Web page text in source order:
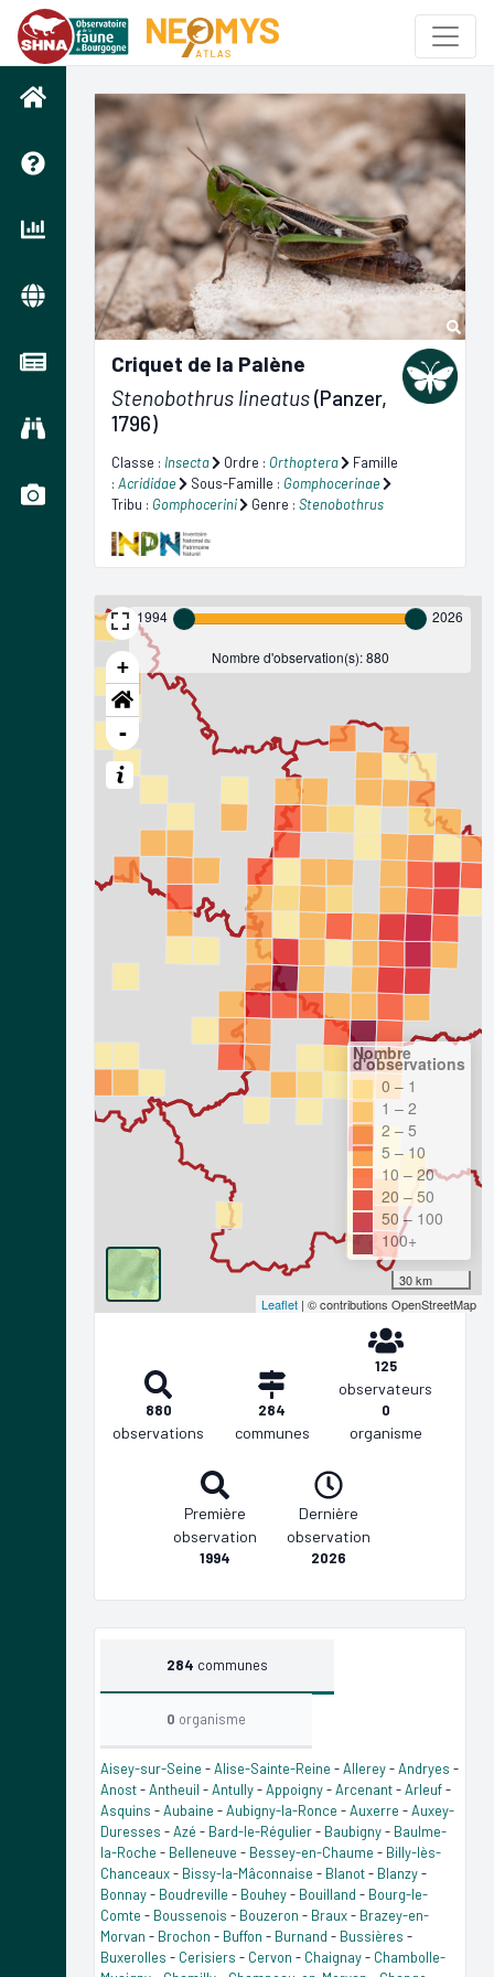
Criquet de la Palène
Stenobothrus lineatus(Panzer,
1796)
Classe : Insecta Ordre : Orthoptera
Famille
: Acrididae Sous-Famille : Gomphocerinae
Tribu : Gomphocerini Genre : Stenobothrus
+
-
1994 2026
Nombre d'observation(s): 880
Nombre
d'observations
0 – 1
1 – 2
2 – 5
5 – 10
10 – 20
20 – 50
50 – 100
100+
30 km
Leaflet | © contributions OpenStreetMap
880
observations
284
communes
125
observateurs
0
organisme
Première
observation
1994
Dernière
observation
2026
284 communes
0 organisme
Aisey-sur-Seine -Alise-Sainte-Reine -Allerey-Andryes -
Anost-Antheuil -Antully-Appoigny-Arcenant-Arleuf-
Asquins -Aubaine -Aubigny-la-Ronce -Auxerre -Auxey-
Duresses -Azé - Bard-le-Régulier- Baubigny- Baulme-
la-Roche - Belleneuve - Bessey-en-Chaume - Billy-lès-
Chanceaux- Bissy-la-Mâconnaise - Blanot- Blanzy-
Bonnay- Boudreville - Bouhey- Bouilland - Bourg-le-
Comte - Boussenois - Bouzeron - Braux- Brazey-en-
Morvan - Brochon - Buffon - Burnand - Bussières -
Buxerolles - Cerisiers - Cervon - Chaignay- Chambolle-